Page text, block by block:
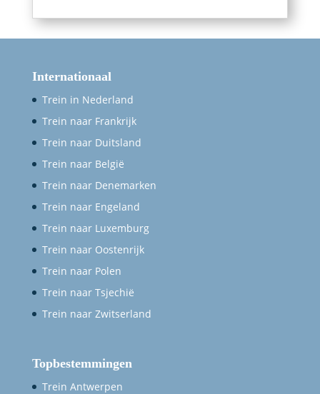
Internationaal
Trein in Nederland
Trein naar Frankrijk
Trein naar Duitsland
Trein naar België
Trein naar Denemarken
Trein naar Engeland
Trein naar Luxemburg
Trein naar Oostenrijk
Trein naar Polen
Trein naar Tsjechië
Trein naar Zwitserland
Topbestemmingen
Trein Antwerpen